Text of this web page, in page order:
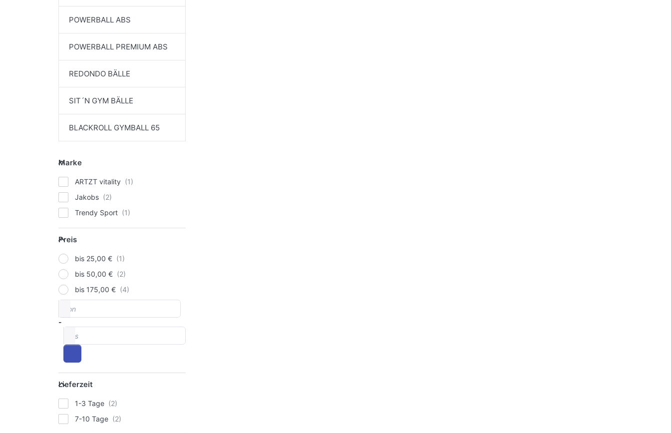
POWERBALL ABS
POWERBALL PREMIUM ABS
REDONDO BÄLLE
SIT´N GYM BÄLLE
BLACKROLL GYMBALL 65
Marke
Marke
ARTZT vitality
Jakobs
Trendy Sport
Preis
Preis
bis 25,00 €
bis 50,00 €
bis 175,00 €
Preisspanne
-
Lieferzeit
Lieferzeit
1-3 Tage
7-10 Tage